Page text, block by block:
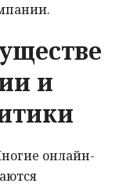
и
онлайн-